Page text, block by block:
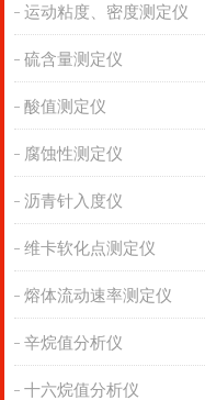
运动粘度、密度测定仪
硫含量测定仪
酸值测定仪
腐蚀性测定仪
沥青针入度仪
维卡软化点测定仪
熔体流动速率测定仪
辛烷值分析仪
十六烷值分析仪